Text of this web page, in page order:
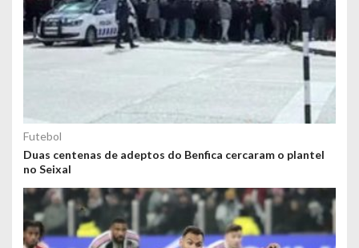
Futebol
Duas centenas de adeptos do Benfica cercaram o plantel
no Seixal